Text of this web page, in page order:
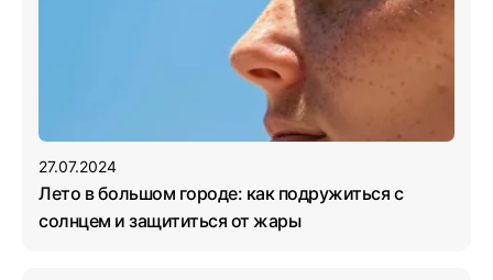
27.07.2024
Лето в большом городе: как подружиться с
солнцем и защититься от жары